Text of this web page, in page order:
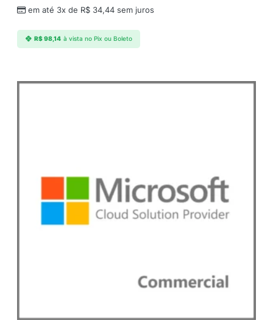
em até 3x de R$ 34,44 sem juros
R$98,14 à vista no Pix ou Boleto